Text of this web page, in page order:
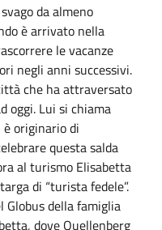
da almeno
è arrivato nella
le vacanze
negli anni successivi.
che ha attraversato
oggi. Lui si chiama
originario di
questa salda
al turismo Elisabetta
di “turista fedele”.
Globus della famiglia
dove Quellenberg